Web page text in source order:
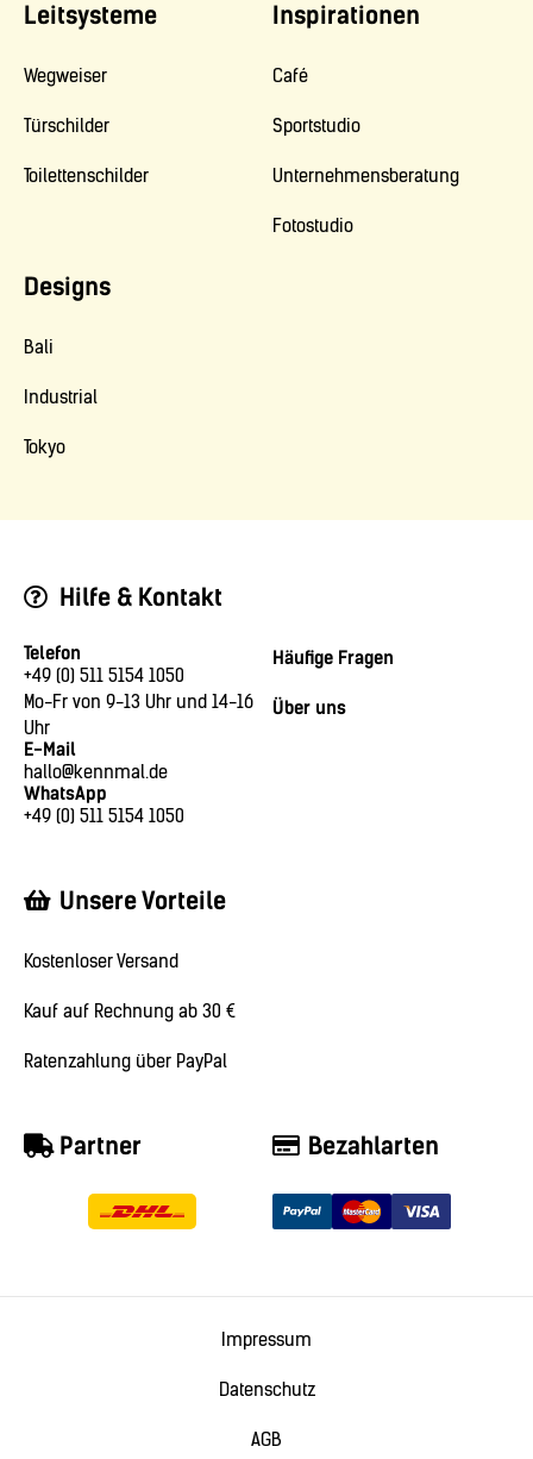
Leitsysteme
Designs
Inspirationen
Wegweiser
Türschilder
Toilettenschilder
Bali
Industrial
Tokyo
Café
Sportstudio
Unternehmensberatung
Fotostudio
Hilfe & Kontakt
Unsere Vorteile
Bezahlarten
Partner
Telefon
+49 (0) 511 5154 1050
Mo-Fr von 9-13 Uhr und 14-16
Uhr
E-Mail
hallo@kennmal.de
WhatsApp
+49 (0) 511 5154 1050
Häufige Fragen
Über uns
Kostenloser Versand
Kauf auf Rechnung ab 30 €
Ratenzahlung über PayPal
Impressum
Datenschutz
AGB